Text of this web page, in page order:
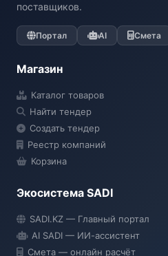
поставщиков.
Портал AI Смета
Магазин
Каталог товаров
Найти тендер
Создать тендер
Реестр компаний
Корзина
Экосистема SADI
SADI.KZ — Главный портал
AI SADI — ИИ-ассистент
Смета — онлайн расчёт
● Подключение...